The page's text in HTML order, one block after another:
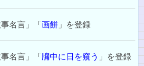
名言」「画餅 」を登録
名言」「 牖中に日を窺う 」を登録